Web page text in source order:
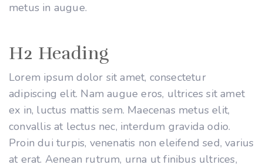
metus in augue.
H2 Heading
Lorem ipsum dolor sit amet, consectetur
adipiscing elit. Nam augue eros, ultrices sit amet
ex in, luctus mattis sem. Maecenas metus elit,
convallis at lectus nec, interdum gravida odio.
Proin dui turpis, venenatis non eleifend sed, varius
at erat. Aenean rutrum, urna ut finibus ultrices,